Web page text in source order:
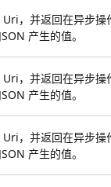
，并返回在异步操
产生的值。
，并返回在异步操
产生的值。
，并返回在异步操
产生的值。